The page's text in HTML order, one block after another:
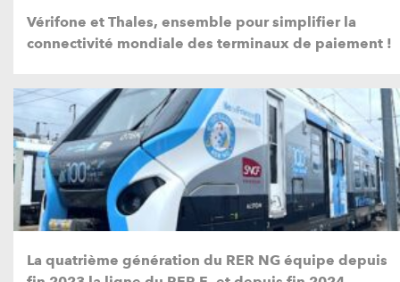
Vérifone et Thales, ensemble pour simplifier la
connectivité mondiale des terminaux de paiement !
La quatrième génération du RER NG équipe depuis